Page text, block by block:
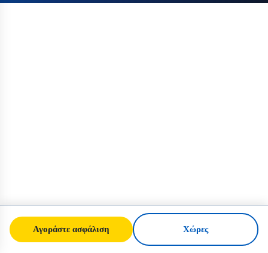
Αγοράστε ασφάλιση Χώρες